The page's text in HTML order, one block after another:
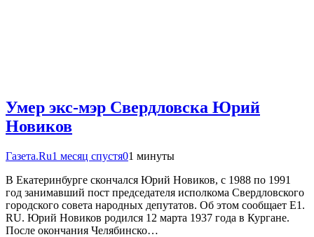
Умер экс-мэр Свердловска Юрий
Новиков
Газета.Ru1 месяц спустя01 минуты
В Екатеринбурге скончался Юрий Новиков, с 1988 по 1991
год занимавший пост председателя исполкома Свердловского
городского совета народных депутатов. Об этом сообщает E1.
RU. Юрий Новиков родился 12 марта 1937 года в Кургане.
После окончания Челябинско…